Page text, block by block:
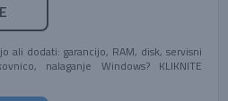
ali dodati: garancijo, RAM, disk, servisni
nalaganje Windows? KLIKNITE